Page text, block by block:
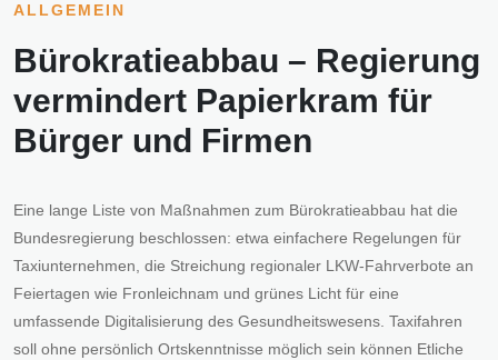
ALLGEMEIN
Bürokratieabbau – Regierung
vermindert Papierkram für
Bürger und Firmen
Eine lange Liste von Maßnahmen zum Bürokratieabbau hat die
Bundesregierung beschlossen: etwa einfachere Regelungen für
Taxiunternehmen, die Streichung regionaler LKW-Fahrverbote an
Feiertagen wie Fronleichnam und grünes Licht für eine
umfassende Digitalisierung des Gesundheitswesens. Taxifahren
soll ohne persönlich Ortskenntnisse möglich sein können Etliche